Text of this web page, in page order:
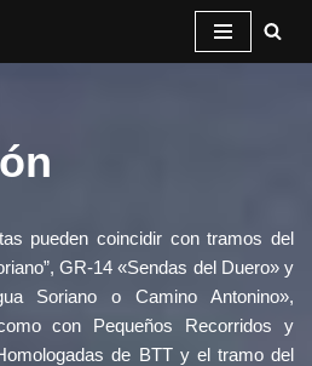
pueden coincidir con tramos del
GR-14 «Sendas del Duero» y
Soriano o Camino Antonino»,
con Pequeños Recorridos y
de BTT y el tramo del